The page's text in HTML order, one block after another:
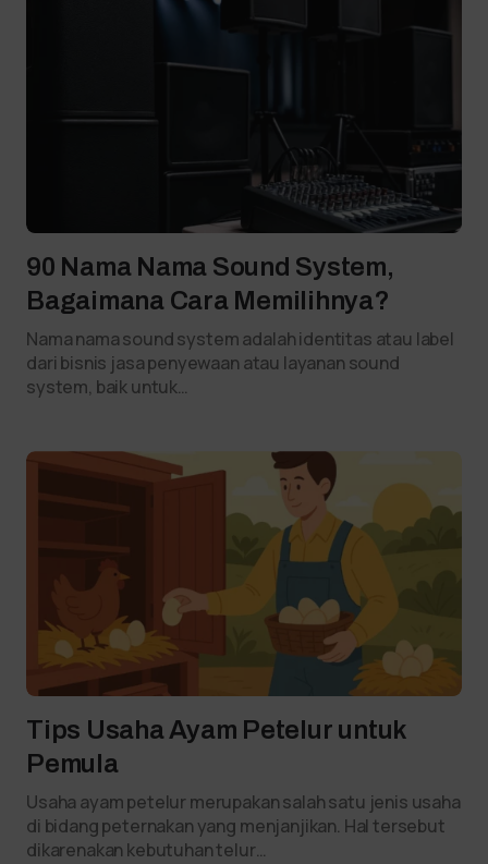
90 Nama Nama Sound System,
Bagaimana Cara Memilihnya?
Nama nama sound system adalah identitas atau label
dari bisnis jasa penyewaan atau layanan sound
system, baik untuk…
Tips Usaha Ayam Petelur untuk
Pemula
Usaha ayam petelur merupakan salah satu jenis usaha
di bidang peternakan yang menjanjikan. Hal tersebut
dikarenakan kebutuhan telur…